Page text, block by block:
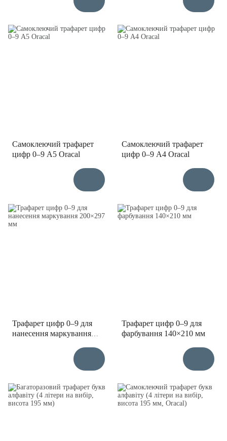
Самоклеючий трафарет
цифр 0–9 А5 Oracal
Самоклеючий трафарет
цифр 0–9 А4 Oracal
Трафарет цифр 0–9 для
нанесення маркування
Трафарет цифр 0–9 для
фарбування 140×210 мм